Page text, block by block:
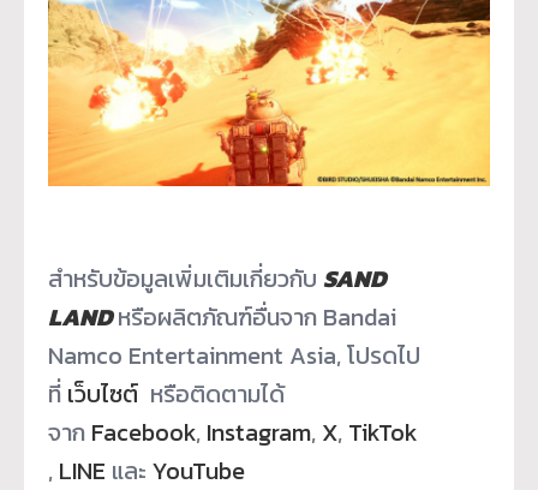
สำหรับข้อมูลเพิ่มเติมเกี่ยวกับ SAND
LANDหรือผลิตภัณฑ์อื่นจาก Bandai
Namco Entertainment Asia, โปรดไป
ที่ เว็บไซต์ หรือติดตามได้
จาก Facebook, Instagram, X, TikTok
, LINE และ YouTube